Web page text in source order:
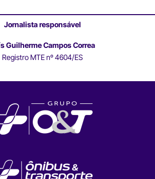
Jornalista responsável
Guilherme Campos Correa
Registro MTE nº 4604/ES